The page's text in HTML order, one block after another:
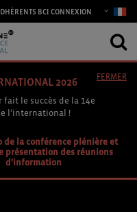
BCI CONNEXION
2026
fait le succès de la 14e
l’international !
de la conférence plénière et
présentation des réunions
d'information
FERMER